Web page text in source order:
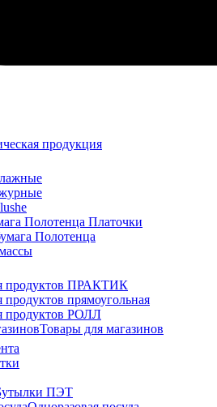
продукция
Полотенца Платочки
Полотенца
продуктов ПРАКТИК
продуктов прямоугольная
продуктов РОЛЛ
Товары для магазинов
ПЭТ